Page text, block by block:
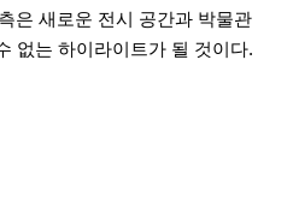
은 새로운 전시 공간과 박물관
없는 하이라이트가 될 것이다.